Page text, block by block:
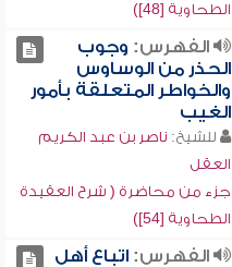
الطحاوية [48])
الفهرس: وجوب
الحذر من الوساوس
والخواطر المتعلقة بأمور
الغيب
للشيخ: ناصر بن عبد الكريم
العقل
جزء من محاضرة ( شرح العقيدة
الطحاوية [54])
الفهرس:اتباع أهل